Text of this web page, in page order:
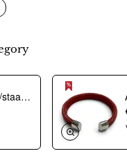
Armband, roggenleer/staal (12mm.breed) kleur donkerblauw - 9967